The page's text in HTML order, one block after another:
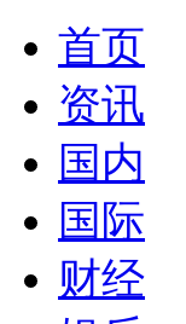
首页
资讯
国内
国际
财经